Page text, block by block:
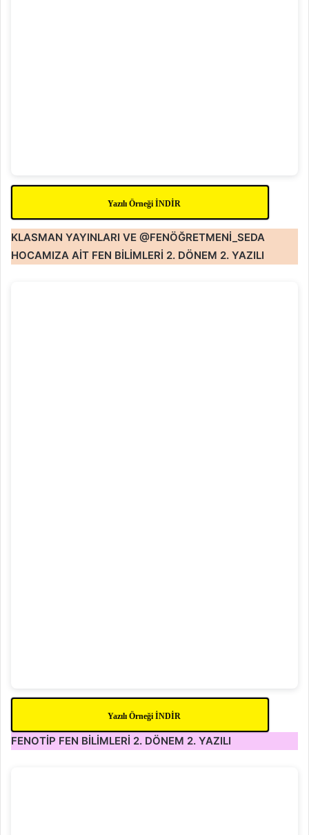
Yazılı Örneği İNDİR
KLASMAN YAYINLARI VE @FENÖĞRETMENİ_SEDA
HOCAMIZA AİT FEN BİLİMLERİ 2. DÖNEM 2. YAZILI
Yazılı Örneği İNDİR
FENOTİP FEN BİLİMLERİ 2. DÖNEM 2. YAZILI